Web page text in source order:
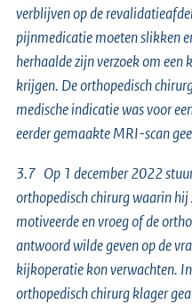
verblijven op de
pijnmedicatie moeten slikken
herhaalde zijn verzoek om
krijgen. De orthopedisch
medische indicatie was voor
eerder gemaakte MRI-scan
3.7 Op 1 december 2022
orthopedisch chirurg waarin
motiveerde en vroeg of de
antwoord wilde geven op de
kijkoperatie kon verwachten.
orthopedisch chirurg klager